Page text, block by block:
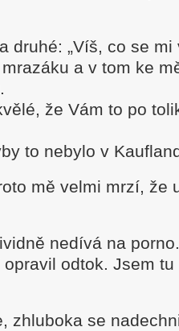
druhé: „Víš, co se mi
a v tom ke
že Vám to po
to nebylo v
mě velmi mrzí, že
nedívá na porno.
odtok. Jsem
zhluboka se